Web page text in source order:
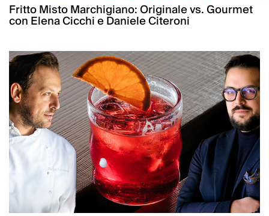
Fritto Misto Marchigiano: Originale vs. Gourmet
con Elena Cicchi e Daniele Citeroni